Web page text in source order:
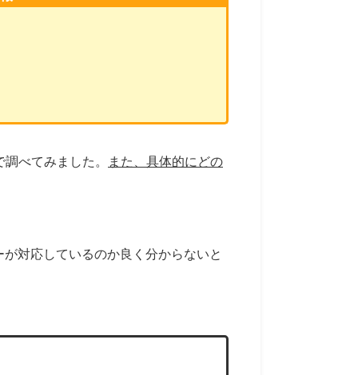
べてみました。 また、具体的にどの
対応しているのか良く分からないと